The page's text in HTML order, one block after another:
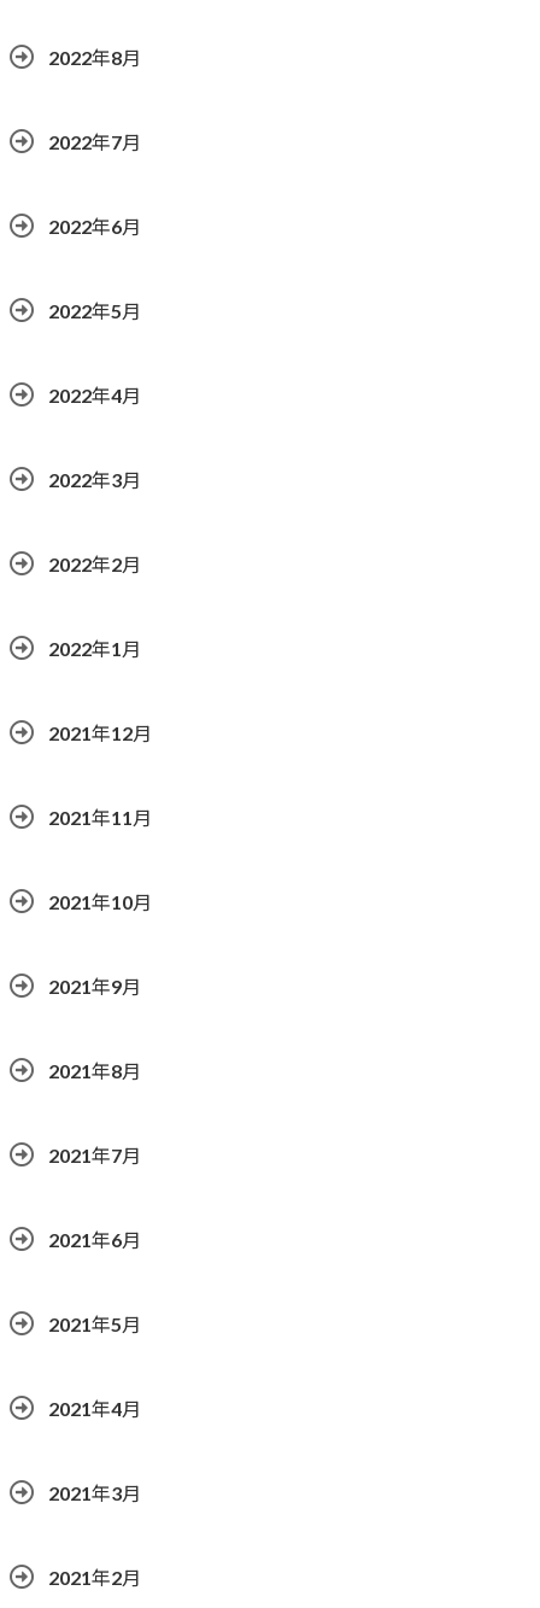
2022年8月
2022年7月
2022年6月
2022年5月
2022年4月
2022年3月
2022年2月
2022年1月
2021年12月
2021年11月
2021年10月
2021年9月
2021年8月
2021年7月
2021年6月
2021年5月
2021年4月
2021年3月
2021年2月